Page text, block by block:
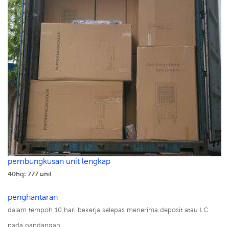
pembungkusan unit lengkap
40hq: 777 unit
penghantaran
dalam tempoh 10 hari bekerja selepas menerima deposit atau LC
pada pandangan.